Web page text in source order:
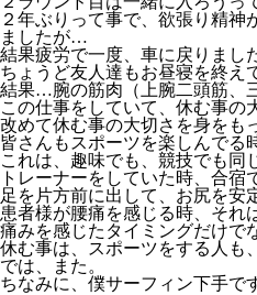
２年ぶりって事で、欲張り精
ましたが…
結果疲労で一度、車に戻りまし
ちょうど友人達もお昼寝を終え
結果…腕の筋肉（上腕二頭筋、
この仕事をしていて、休む事
改めて休む事の大切さを身をも
皆さんもスポーツを楽しんでる
これは、趣味でも、競技でも同
トレーナーをしていた時、合
足を片方前に出して、お尻を安
患者様が腰痛を感じる時、それ
痛みを感じたタイミングだけで
休む事は、スポーツをする人も
では、また。
ちなみに、僕サーフィン下手で